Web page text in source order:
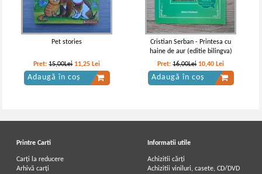
Pet stories
Pret:15,00Lei 11,25 Lei
Adaugă în coș
Cristian Serban - Printesa cu
haine de aur (editie bilingva)
Pret:16,00Lei 10,40 Lei
Adaugă în coș
Printre Carti
Carți la reducere
Arhivă carți
Informatii utile
Achizitii cărți
Achizitii viniluri, casete, CD/DVD